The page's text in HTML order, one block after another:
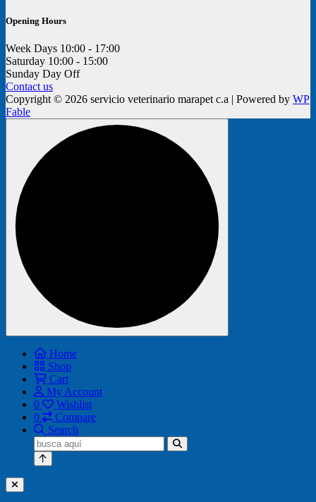
Opening Hours
Week Days 10:00 - 17:00
Saturday 10:00 - 15:00
Sunday Day Off
Contact us
Copyright © 2026 servicio veterinario marapet c.a | Powered by WP
Fable
Home
Shop
Cart
My Account
0
Wishlist
0
Compare
Search
Buscar: